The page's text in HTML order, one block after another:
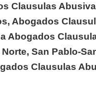
Clausulas
Abogados
Abogados
San Pablo-
Clausulas